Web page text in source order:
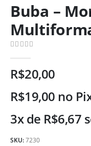
Buba –
R$20,00
R$19,00 no
3x de R$6,67
SKU:7230